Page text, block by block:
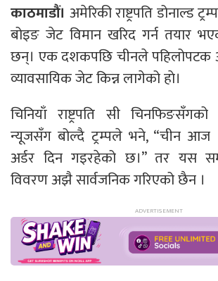
काठमाडौं। अमेरिकी राष्ट्रपति डोनाल्ड
बोइङ जेट विमान खरिद गर्न तयार
छन्। एक दशकपछि चीनले पहिलोपटक
व्यावसायिक जेट किन्न लागेको हाे।
चिनियाँ राष्ट्रपति सी
न्यूजसँग बोल्दै ट्रम्पले भने, “चीन
अर्डर दिन गइरहेको छ।” तर यस
विवरण अझै सार्वजनिक गरिएको छैन ।